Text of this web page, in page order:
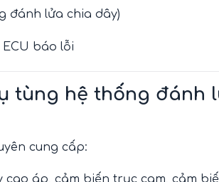
đánh lửa chia dây)
ECU báo lỗi
tùng hệ thống đánh
cung cấp: